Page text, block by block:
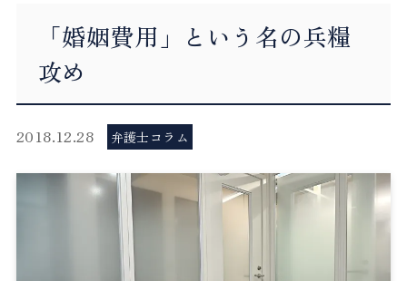
「婚姻費用」という名の兵糧
攻め
2018.12.28 弁護士コラム